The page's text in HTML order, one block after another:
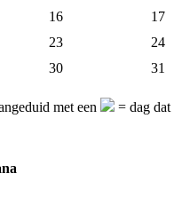
16
17
23
24
30 31
met een = dag